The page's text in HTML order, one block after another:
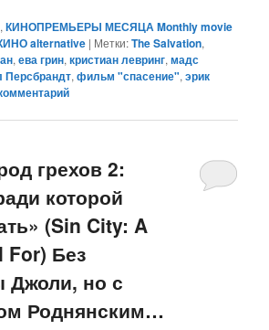
,КИНОПРЕМЬЕРЫ МЕСЯЦА Monthly movie
alternative | Метки:The Salvation,
,ева грин,кристиан левринг,мадс
Персбрандт,фильм "спасение",эрик
грехов 2:
которой
(Sin City: A
For) Без
но с
Роднянским…